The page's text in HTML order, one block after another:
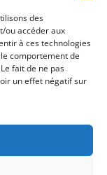
des
ou accéder aux
à ces technologies
comportement de
fait de ne pas
un effet négatif sur
dans votre